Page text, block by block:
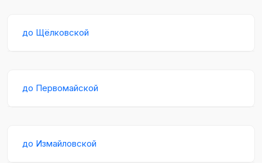
до Щёлковской
до Первомайской
до Измайловской